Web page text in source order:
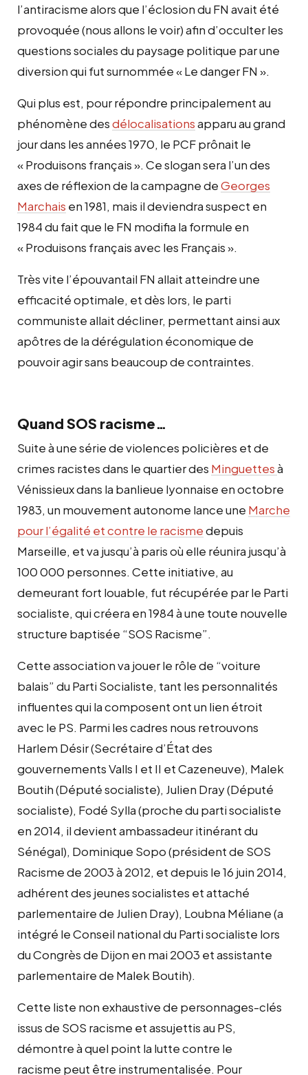
l’antiracisme alors que l’éclosion du FN avait été
provoquée (nous allons le voir) afin d’occulter les
questions sociales du paysage politique par une
diversion qui fut surnommée « Le danger FN ».
Qui plus est, pour répondre principalement au
phénomène desdélocalisationsapparu au grand
jour dans les années 1970, le PCF prônait le
« Produisons français ». Ce slogan sera l’un des
axes de réflexion de la campagne deGeorges
Marchais en 1981, mais il deviendra suspect en
1984 du fait que le FN modifia la formule en
« Produisons français avec les Français ».
Très vite l’épouvantail FN allait atteindre une
efficacité optimale, et dès lors, le parti
communiste allait décliner, permettant ainsi aux
apôtres de la dérégulation économique de
pouvoir agir sans beaucoup de contraintes.
Quand SOS racisme…
Suite à une série de violences policières et de
crimes racistes dans le quartier des Minguettesà
Vénissieux dans la banlieue lyonnaise en octobre
1983, un mouvement autonome lance une Marche
pour l’égalité et contre le racismedepuis
Marseille, et va jusqu’à paris où elle réunira jusqu’à
100 000 personnes. Cette initiative, au
demeurant fort louable, fut récupérée par le Parti
socialiste, qui créera en 1984 à une toute nouvelle
structure baptisée “SOS Racisme”.
Cette association va jouer le rôle de “voiture
balais” du Parti Socialiste, tant les personnalités
influentes qui la composent ont un lien étroit
avec le PS. Parmi les cadres nous retrouvons
Harlem Désir (Secrétaire d’État des
gouvernements Valls I et II et Cazeneuve), Malek
Boutih (Député socialiste), Julien Dray (Député
socialiste), Fodé Sylla (proche du parti socialiste
en 2014, il devient ambassadeur itinérant du
Sénégal), Dominique Sopo (président de SOS
Racisme de 2003 à 2012, et depuis le 16 juin 2014,
adhérent des jeunes socialistes et attaché
parlementaire de Julien Dray), Loubna Méliane (a
intégré le Conseil national du Parti socialiste lors
du Congrès de Dijon en mai 2003 et assistante
parlementaire de Malek Boutih).
Cette liste non exhaustive de personnages-clés
issus de SOS racisme et assujettis au PS,
démontre à quel point la lutte contre le
racisme peut être instrumentalisée. Pour